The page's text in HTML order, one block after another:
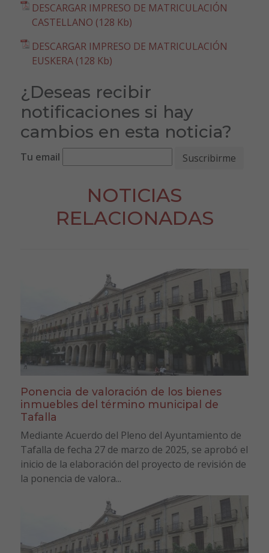
DESCARGAR IMPRESO DE MATRICULACIÓN
CASTELLANO (128 Kb)
DESCARGAR IMPRESO DE MATRICULACIÓN
EUSKERA (128 Kb)
¿Deseas recibir
notificaciones si hay
cambios en esta noticia?
Tu email
NOTICIAS
RELACIONADAS
Ponencia de valoración de los bienes
inmuebles del término municipal de
Tafalla
Mediante Acuerdo del Pleno del Ayuntamiento de
Tafalla de fecha 27 de marzo de 2025, se aprobó el
inicio de la elaboración del proyecto de revisión de
la ponencia de valora...